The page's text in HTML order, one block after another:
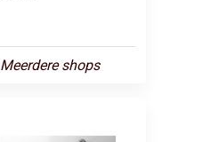
Meerdere shops